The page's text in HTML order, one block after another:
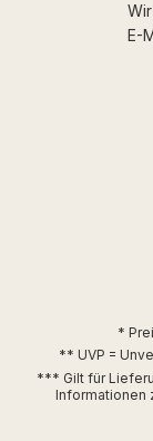
E-
*
** UVP =
*** Gilt für
Informationen